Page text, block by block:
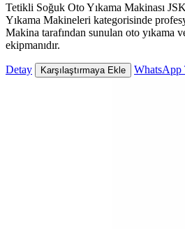
Tetikli Soğuk Oto Yıkama Makinası
Yıkama Makineleri kategorisinde
Makina tarafından sunulan oto yıkama
ekipmanıdır.
Detay Karşılaştırmaya Ekle WhatsApp